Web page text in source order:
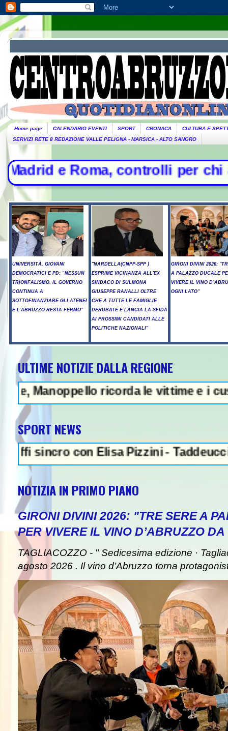
Home page CALENDARIO EVENTI SPORT CRONACA
CULTURA E
SERVIZI RETE 8 REDAZIONE VALLE PELIGNA - MARSICA - ALTO SANGRO
controlli per chi arriva
UNIVERSITÀ, GIOVANI
DEMOCRATICI E PD: “NESSUN
TRIONFALISMO. IL GOVERNO
CONTINUA A
SOTTOFINANZIARE GLI ATENEI
E L’ABRUZZO RESTA FERMO”
"NARDELLA(CNPP-SPP )
ESPRIME VICINANZA ALL'EX
SINDACO DI SULMONA
GIUSEPPE RANALLI OLTRE
CHE A TUTTE LE FAMIGLIE
DERUBATE E LANCIA LA SFIDA
AI PROSSIMI CANDIDATI ALLE
POLITICHE NAZIONALI"
GIRONI DIVINI 2026:
A PALAZZO DUCALE
VIVERE IL VINO
OGNI LATO"
ULTIME NOTIZIE DALLA REGIONE
ricorda le vittime e i custodi
SPORT NEWS
Elisa Pizzini - Taddeucci oro e
NOTIZIA IN PRIMO PIANO
GIRONI DIVINI 2026: "TRE SERE A
PER VIVERE IL VINO D’ABRUZZO
TAGLIACOZZO - " Sedicesima edizione ·
agosto 2026 . Il vino d’Abruzzo torna